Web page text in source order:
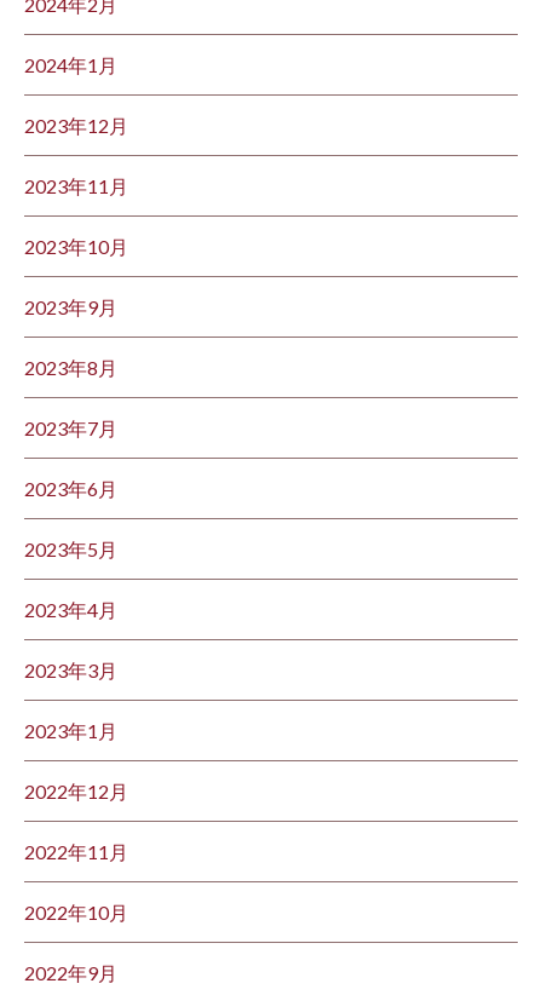
2024年1月
2023年12月
2023年11月
2023年10月
2023年9月
2023年8月
2023年7月
2023年6月
2023年5月
2023年4月
2023年3月
2023年1月
2022年12月
2022年11月
2022年10月
2022年9月